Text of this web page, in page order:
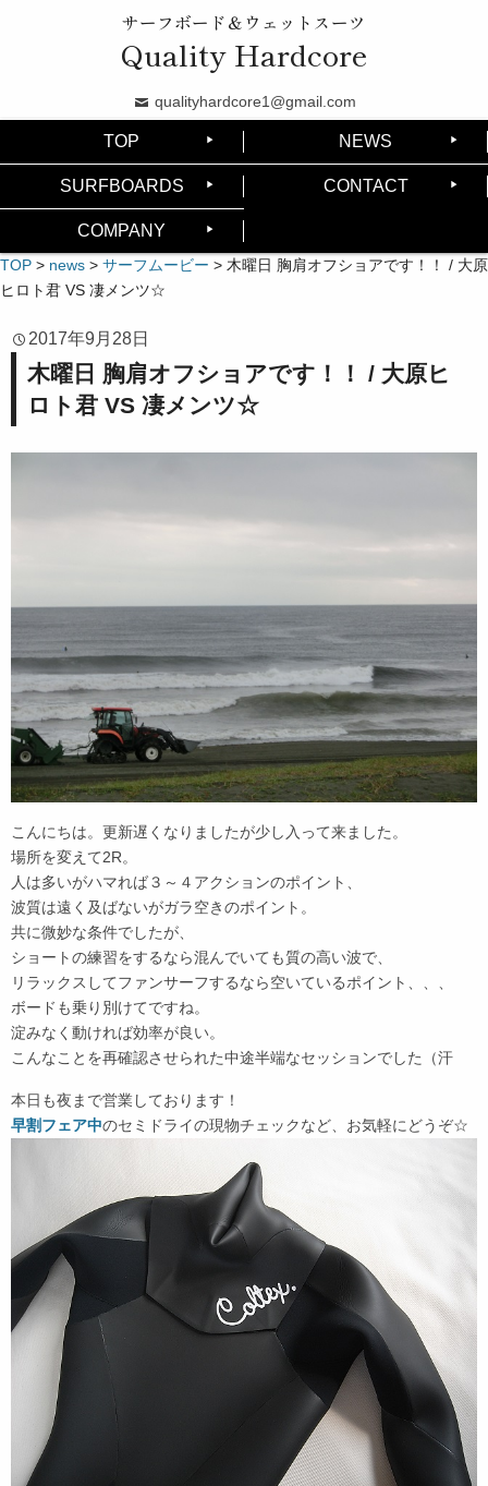
サーフボード＆ウェットスーツ
Quality Hardcore
qualityhardcore1@gmail.com
TOP NEWS
SURFBOARDS CONTACT
COMPANY
TOP > news > サーフムービー > 木曜日 胸肩オフショアです！！ / 大原
ヒロト君 VS 凄メンツ☆
2017年9月28日
木曜日 胸肩オフショアです！！ / 大原ヒ
ロト君 VS 凄メンツ☆
こんにちは。更新遅くなりましたが少し入って来ました。
場所を変えて2R。
人は多いがハマれば３～４アクションのポイント、
波質は遠く及ばないがガラ空きのポイント。
共に微妙な条件でしたが、
ショートの練習をするなら混んでいても質の高い波で、
リラックスしてファンサーフするなら空いているポイント、、、
ボードも乗り別けてですね。
淀みなく動ければ効率が良い。
こんなことを再確認させられた中途半端なセッションでした（汗
本日も夜まで営業しております！
早割フェア中のセミドライの現物チェックなど、お気軽にどうぞ☆